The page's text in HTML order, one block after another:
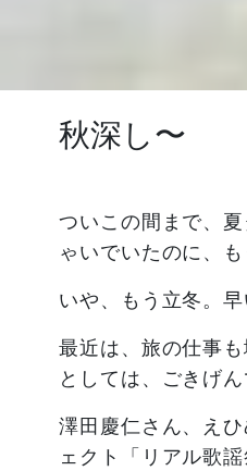
秋深し〜
ついこの間まで、
ゃいでいたのに、も
いや、もう立冬。早
最近は、旅の仕事
としては、ごきげん
澤田慶仁さん、え
ェクト「リアル歌